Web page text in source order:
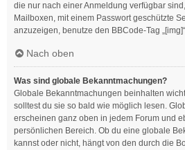
die nur nach einer Anmeldung verfügbar
Mailboxen, mit einem Passwort geschützte
anzuzeigen, benutze den BBCode-Tag
Nach oben
Was sind globale Bekanntmachungen?
Globale Bekanntmachungen beinhalten
solltest du sie so bald wie möglich lesen.
erscheinen ganz oben in jedem Forum und
persönlichen Bereich. Ob du eine globale
kannst oder nicht, hängt von den durch die